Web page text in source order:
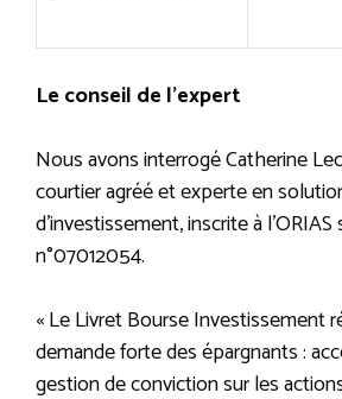
Le conseil de l’expert
Nous avons interrogé Catherine
courtier agréé et experte en
d’investissement, inscrite à
n°07012054.
« Le Livret Bourse Investissement
demande forte des épargnants :
gestion de conviction sur les